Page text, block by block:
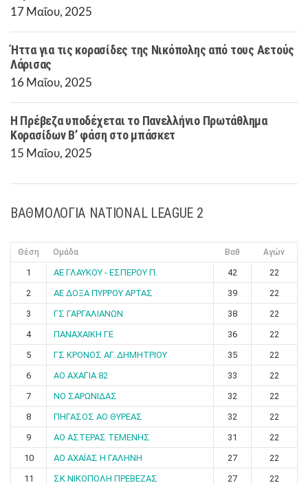
17 Μαΐου, 2025
Ήττα για τις κορασίδες της Νικόπολης από τους Αετούς
Λάρισας
16 Μαΐου, 2025
Η Πρέβεζα υποδέχεται το Πανελλήνιο Πρωτάθλημα
Κορασίδων Β’ φάση στο μπάσκετ
15 Μαΐου, 2025
ΒΑΘΜΟΛΟΓΙΑ NATIONAL LEAGUE 2
Θέση Ομάδα Βαθ Αγών
1 ΑΕ ΓΛΑΥΚΟΥ - ΕΣΠΕΡΟΥ Π. 42
22
2
ΑΕ ΔΟΞΑ ΠΥΡΡΟΥ ΑΡΤΑΣ 39
22
3
ΓΣ ΓΑΡΓΑΛΙΑΝΩΝ 38
22
4
ΠΑΝΑΧΑΙΚΗ ΓΕ 36
22
5
ΓΣ ΚΡΟΝΟΣ ΑΓ. ΔΗΜΗΤΡΙΟΥ 35
22
6
ΑΟ ΑΧΑΓΙΑ 82 33
22
7
ΝΟ ΣΑΡΩΝΙΔΑΣ 32
22
8
ΠΗΓΑΣΟΣ ΑΟ ΘΥΡΕΑΣ 32
22
9
ΑΟ ΑΣΤΕΡΑΣ ΤΕΜΕΝΗΣ 31
22
10
ΑΟ ΑΧΑΪΑΣ Η ΓΑΛΗΝΗ 27
22
11
ΣΚ ΝΙΚΟΠΟΛΗ ΠΡΕΒΕΖΑΣ 27
22